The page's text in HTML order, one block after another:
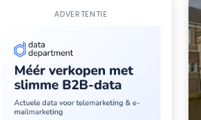
ADVERTENTIE